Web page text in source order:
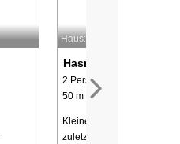
Haus: 7801
Hasmark
2 Personen, 37 m²
50 m zum Wasser.
Kleines Ferienhaus aus
zuletzt 2005 umfassend